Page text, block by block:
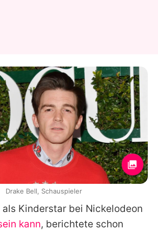
Kinderstar bei Nickelodeon
kann, berichtete schon
Drake Bell, Schauspieler